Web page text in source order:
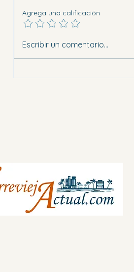
Ocho vehículos arden en una sola
Agrega una calificación
Escribir un comentario...